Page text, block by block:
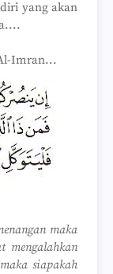
yang akan
Imran...
maka
mengalahkan
siapakah